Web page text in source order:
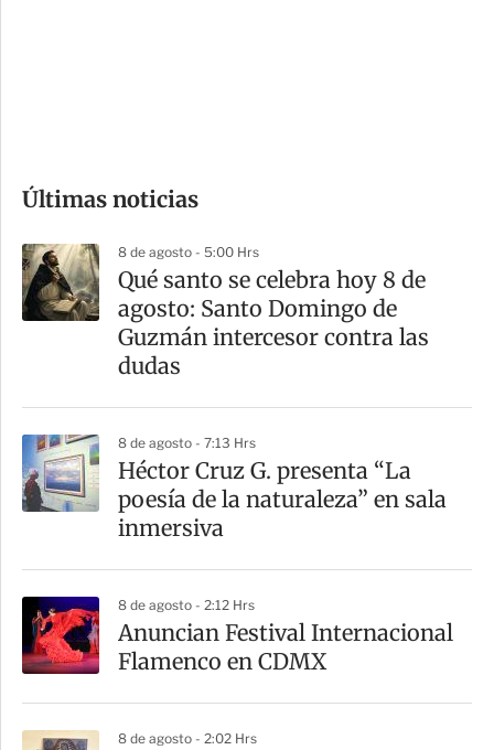
m
a
r
t
Últimas noticias
8 de agosto - 5:00 Hrs
Qué santo se celebra hoy 8 de
agosto: Santo Domingo de
Guzmán intercesor contra las
dudas
8 de agosto - 7:13 Hrs
Héctor Cruz G. presenta “La
poesía de la naturaleza” en sala
inmersiva
8 de agosto - 2:12 Hrs
Anuncian Festival Internacional
Flamenco en CDMX
8 de agosto - 2:02 Hrs